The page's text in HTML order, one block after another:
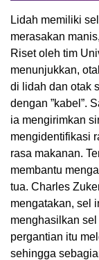
Lidah memiliki
merasakan
Riset oleh tim
menunjukkan,
di lidah dan otak
dengan ”kabel”.
ia mengirimkan
mengidentifikasi
rasa makanan.
membantu
tua. Charles
mengatakan, sel
menghasilkan
pergantian itu
sehingga